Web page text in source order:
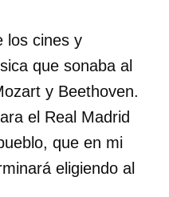
los cines y
que sonaba al
y Beethoven.
el Real Madrid
que en mi
eligiendo al